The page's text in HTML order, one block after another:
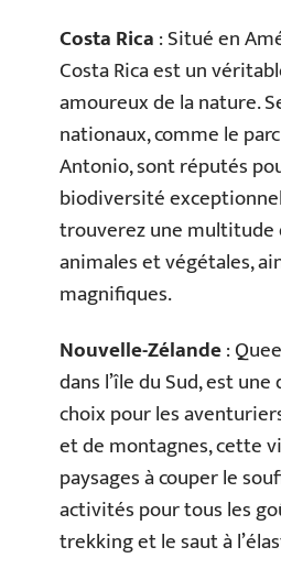
Costa Rica: Situé en
Costa Rica est un
amoureux de la nature.
nationaux, comme le
Antonio, sont réputés
biodiversité
trouverez une multitude
animales et végétales,
magnifiques.
Nouvelle-Zélande:
dans l’île du Sud, est
choix pour les
et de montagnes, cette
paysages à couper le
activités pour tous les
trekking et le saut à